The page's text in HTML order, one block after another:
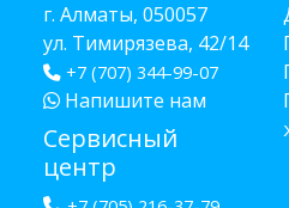
г. Алматы, 050057
ул. Тимирязева, 42/14
+7 (707) 344-99-07
Напишите нам
Сервисный
центр